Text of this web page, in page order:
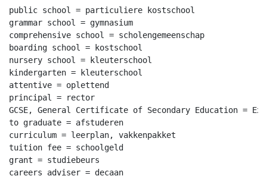
public school = particuliere kostschool
grammar school = gymnasium
comprehensive school = scholengemeenschap
boarding school = kostschool
nursery school = kleuterschool
kindergarten = kleuterschool
attentive = oplettend
principal = rector
GCSE, General Certificate of Secondary Education =
to graduate = afstuderen
curriculum = leerplan, vakkenpakket
tuition fee = schoolgeld
grant = studiebeurs
careers adviser = decaan